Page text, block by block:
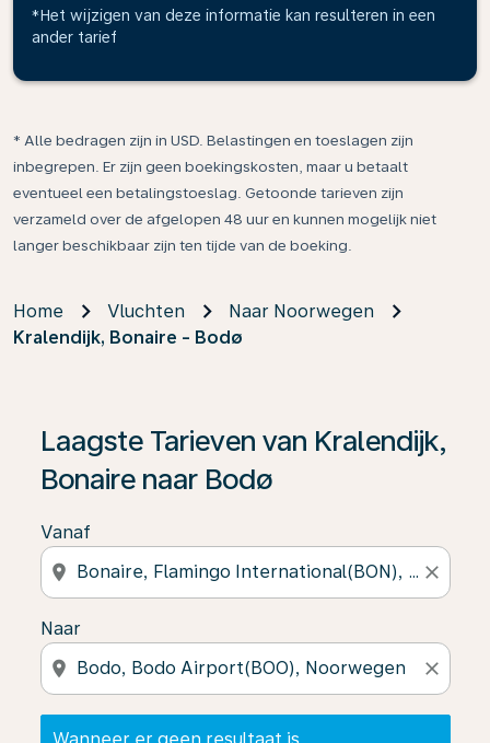
*Het wijzigen van deze informatie kan resulteren in een
ander tarief
* Alle bedragen zijn in USD. Belastingen en toeslagen zijn
inbegrepen. Er zijn geen boekingskosten, maar u betaalt
eventueel een betalingstoeslag. Getoonde tarieven zijn
verzameld over de afgelopen 48 uur en kunnen mogelijk niet
langer beschikbaar zijn ten tijde van de boeking.
Home Vluchten
Naar Noorwegen
Kralendijk, Bonaire - Bodø
Laagste Tarieven van Kralendijk,
Bonaire naar Bodø
Vanaf
location_on close
Naar
location_on close
Wanneer er geen resultaat is gevonden, klik dan op